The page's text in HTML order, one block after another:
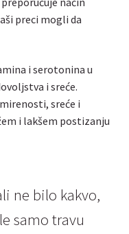
preci mogli da
i serotonina u
i sreće.
sreće i
i lakšem postizanju
ne bilo kakvo,
samo travu